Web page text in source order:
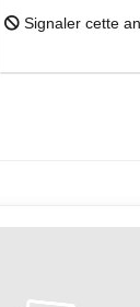
Signaler cette